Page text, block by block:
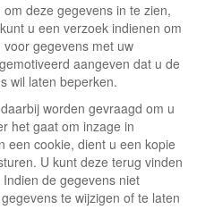
deze gegevens in te zien,
u een verzoek indienen om
gegevens met uw
aangeven dat u de
wil laten beperken.
worden gevraagd om u
het gaat om inzage in
een cookie, dient u een kopie
U kunt deze terug vinden
de gegevens niet
te wijzigen of te laten